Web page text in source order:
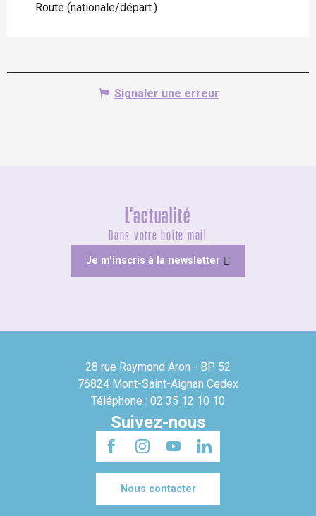
Route (nationale/départ.)
Signaler une erreur
L'actualité
Dans votre boîte mail
Je m'inscris à la newsletter
28 rue Raymond Aron - BP 52
76824 Mont-Saint-Aignan Cedex
Téléphone : 02 35 12 10 10
Suivez-nous
Nous contacter